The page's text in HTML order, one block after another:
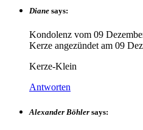
Diane says:
Kondolenz vom 09
Kerze angezündet am 09
Kerze-Klein
Antworten
Alexander Böhler says: